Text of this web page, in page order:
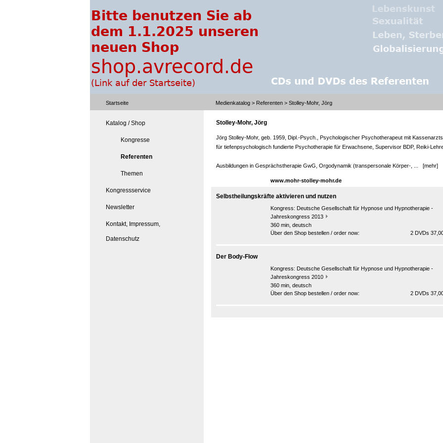
Startseite Medienkatalog > Referenten > Stolley-Mohr, Jörg
Katalog / Shop
Kongresse
Referenten
Themen
Kongressservice
Newsletter
Kontakt, Impressum,
Datenschutz
Stolley-Mohr, Jörg
Jörg Stolley-Mohr, geb. 1959, Dipl.-Psych., Psychologischer Psychotherapeut mit
für tiefenpsychologisch fundierte Psychotherapie für Erwachsene, Supervisor BDP, Reiki-
Ausbildungen in Gesprächstherapie GwG, Orgodynamik (transpersonale Körper-, ... [mehr]
www.mohr-stolley-mohr.de
Selbstheilungskräfte aktivieren und nutzen
Kongress: Deutsche Gesellschaft für Hypnose und Hypnotherapie -
Jahreskongress 2013
360 min, deutsch
Über den Shop bestellen / order now:
2 DVDs
Der Body-Flow
Kongress: Deutsche Gesellschaft für Hypnose und Hypnotherapie -
Jahreskongress 2010
360 min, deutsch
Über den Shop bestellen / order now:
2 DVDs